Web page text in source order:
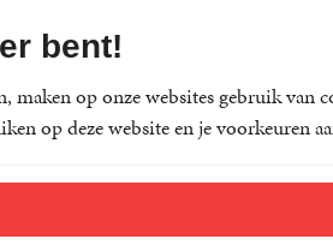
bent!
maken op onze websites gebruik van
op deze website en je voorkeuren